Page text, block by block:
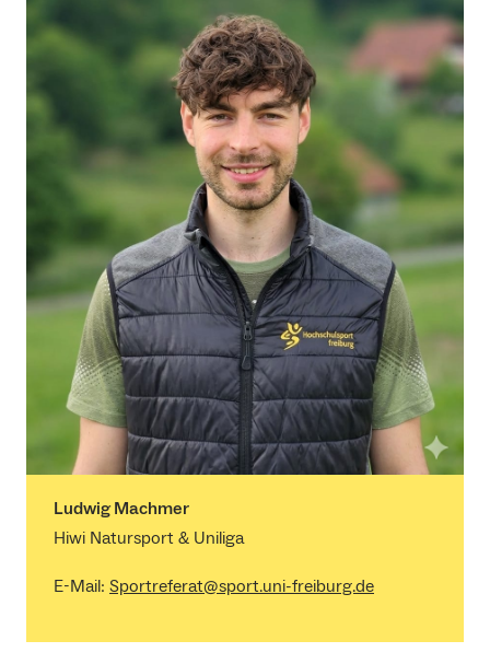
Ludwig Machmer
Hiwi Natursport & Uniliga
E-Mail: Sportreferat@sport.uni-freiburg.de